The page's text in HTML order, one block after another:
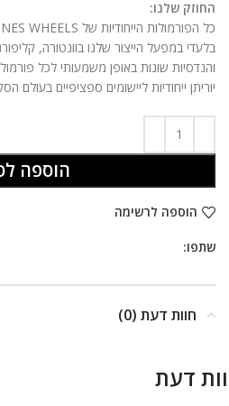
החוזק שלנו:
בלעדי במפעל הייצור שלנו בוונטורה,
יוריתן ייחודיות ליישומים ספציפיים בעולם
הוספה
הוספה לרשימה
שתפו:
חוות דעת (0)
דעת